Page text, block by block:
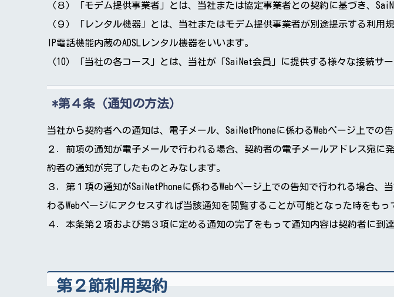
（８）「モデム提供事業者」とは、当社または協定事業者との契約に基づき、
（９）「レンタル機器」とは、当社またはモデム提供事業者が別途提示する利
IP電話機能内蔵のADSLレンタル機器をいいます。
（10）「当社の各コース」とは、当社が「SaiNet会員」に提供する様々な接続サ
第４条（通知の方法）
当社から契約者への通知は、電子メール、SaiNetPhoneに係わるWebページ上で
２．前項の通知が電子メールで行われる場合、契約者の電子メールアドレス宛
約者の通知が完了したものとみなします。
３．第１項の通知がSaiNetPhoneに係わるWebページ上での告知で行われる場合、
わるWebページにアクセスすれば当該通知を閲覧することが可能となった時をも
４．本条第２項および第３項に定める通知の完了をもって通知内容は契約者に到
第２節利用契約